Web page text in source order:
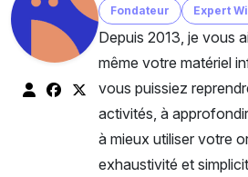
Fondateur Expert
Depuis 2013, je vous
même votre matériel
vous puissiez
activités, à
à mieux utiliser votre
exhaustivité et